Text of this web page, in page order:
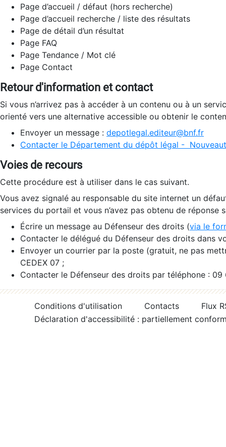
Page d’accueil / défaut (hors recherche)
Page d’accueil recherche / liste des résultats
Page de détail d’un résultat
Page FAQ
Page Tendance / Mot clé
Page Contact
Retour d'information et contact
Si vous n’arrivez pas à accéder à un contenu ou à un
orienté vers une alternative accessible ou obtenir le
Envoyer un message : depotlegal.editeur@bnf.fr
Contacter le Département du dépôt légal -
Voies de recours
Cette procédure est à utiliser dans le cas suivant.
Vous avez signalé au responsable du site internet un
services du portail et vous n’avez pas obtenu de réponse
Écrire un message au Défenseur des droits (via le
Contacter le délégué du Défenseur des droits dans
Envoyer un courrier par la poste (gratuit, ne pas
CEDEX 07 ;
Contacter le Défenseur des droits par téléphone :
Conditions d'utilisation Contacts
Flux
Déclaration d'accessibilité : partiellement